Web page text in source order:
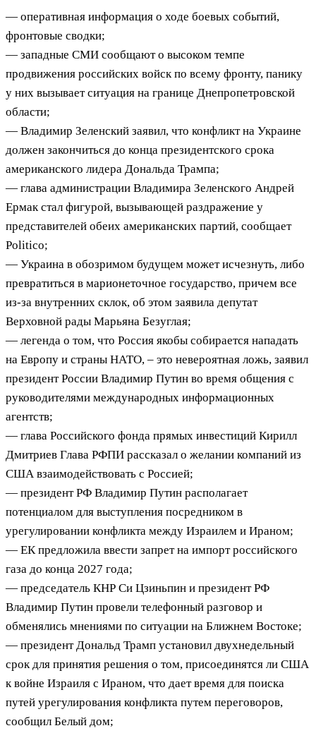
— оперативная информация о ходе боевых событий,
фронтовые сводки;
— западные СМИ сообщают о высоком темпе
продвижения российских войск по всему фронту, панику
у них вызывает ситуация на границе Днепропетровской
области;
— Владимир Зеленский заявил, что конфликт на Украине
должен закончиться до конца президентского срока
американского лидера Дональда Трампа;
— глава администрации Владимира Зеленского Андрей
Ермак стал фигурой, вызывающей раздражение у
представителей обеих американских партий, сообщает
Politico;
— Украина в обозримом будущем может исчезнуть, либо
превратиться в марионеточное государство, причем все
из-за внутренних склок, об этом заявила депутат
Верховной рады Марьяна Безуглая;
— легенда о том, что Россия якобы собирается нападать
на Европу и страны НАТО, – это невероятная ложь, заявил
президент России Владимир Путин во время общения с
руководителями международных информационных
агентств;
— глава Российского фонда прямых инвестиций Кирилл
Дмитриев Глава РФПИ рассказал о желании компаний из
США взаимодействовать с Россией;
— президент РФ Владимир Путин располагает
потенциалом для выступления посредником в
урегулировании конфликта между Израилем и Ираном;
— ЕК предложила ввести запрет на импорт российского
газа до конца 2027 года;
— председатель КНР Си Цзиньпин и президент РФ
Владимир Путин провели телефонный разговор и
обменялись мнениями по ситуации на Ближнем Востоке;
— президент Дональд Трамп установил двухнедельный
срок для принятия решения о том, присоединятся ли США
к войне Израиля с Ираном, что дает время для поиска
путей урегулирования конфликта путем переговоров,
сообщил Белый дом;